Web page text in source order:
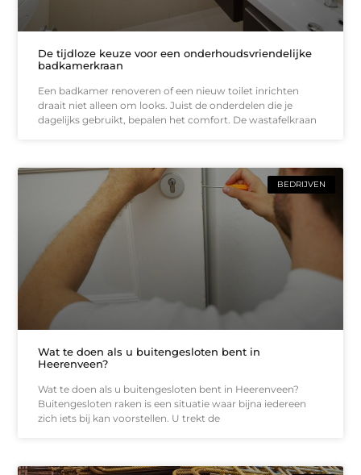
De tijdloze keuze voor een onderhoudsvriendelijke
badkamerkraan
Een badkamer renoveren of een nieuw toilet inrichten
draait niet alleen om looks. Juist de onderdelen die je
dagelijks gebruikt, bepalen het comfort. De wastafelkraan
BEDRIJVEN
Wat te doen als u buitengesloten bent in
Heerenveen?
Wat te doen als u buitengesloten bent in Heerenveen?
Buitengesloten raken is een situatie waar bijna iedereen
zich iets bij kan voorstellen. U trekt de